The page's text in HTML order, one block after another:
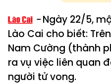
Ngày 22/5,
Lào Cai cho biết:
Nam Cường (thành
ra vụ việc liên quan
người tử vong.